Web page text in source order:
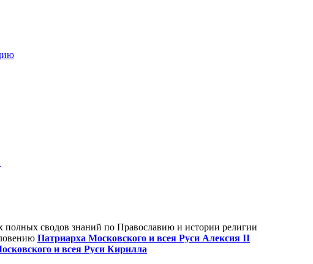
полных сводов знаний по Православию и истории религии
Патриарха Московского и всея Руси Алексия II
и всея Руси Кирилла